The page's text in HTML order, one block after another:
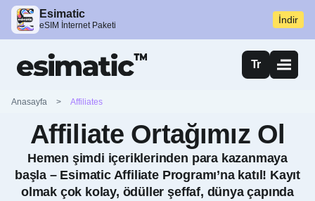
Esimatic
eSIM İnternet Paketi İndir
Tr
Anasayfa > Affiliates
Affiliate Ortağımız Ol
Hemen şimdi içeriklerinden para kazanmaya
başla – Esimatic Affiliate Programı’na katıl! Kayıt
olmak çok kolay, ödüller şeffaf, dünya çapında